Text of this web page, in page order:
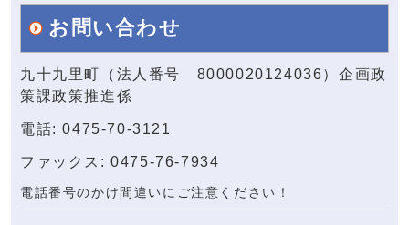
お問い合わせ
九十九里町（法人番号 8000020124036）企画政
策課政策推進係
電話: 0475-70-3121
ファックス: 0475-76-7934
電話番号のかけ間違いにご注意ください！